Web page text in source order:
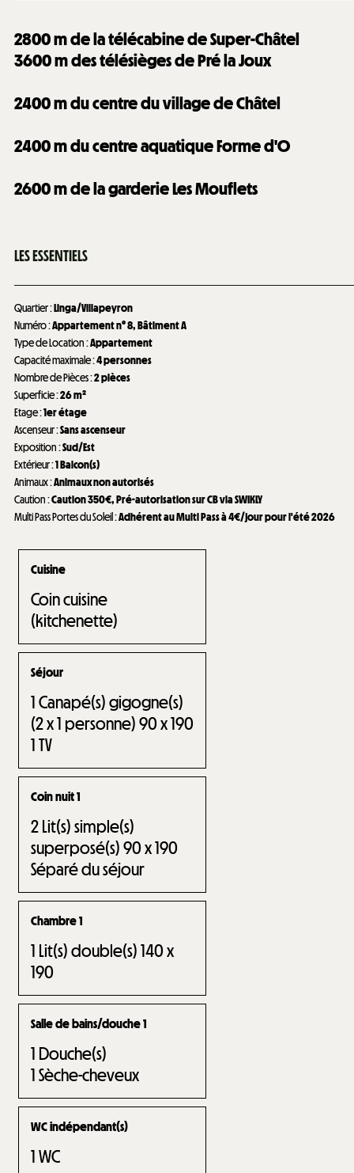
2800m de la télécabine de Super-Châtel
3600m des télésièges de Pré la Joux
2400m du centre du village de Châtel
2400m du centre aquatique Forme d'O
2600m de la garderie Les Mouflets
LES ESSENTIELS
Quartier:Linga/Villapeyron
Numéro:Appartement n°8 Bâtiment A
Type de Location:Appartement
Capacité maximale:4 personnes
Nombre de Pièces:2 pièces
Superficie:26m²
Etage:1er étage
Ascenseur:Sans ascenseur
Exposition:Sud/Est
Extérieur:1Balcon(s)
Animaux:Animaux non autorisés
Caution:Caution350€ Pré-autorisation sur CB via SWIKLY
Multi Pass Portes du Soleil :Adhérent au Multi Pass à 4€/jour pour l'été 2026
Cuisine
Coin cuisine
(kitchenette)
Séjour
1Canapé(s) gigogne(s)
(2 x 1 personne) 90 x 190
1TV
Coin nuit 1
2Lit(s) simple(s)
superposé(s) 90 x 190
Séparé du séjour
Chambre 1
1 Lit(s) double(s) 140 x
190
Salle de bains/douche 1
1 Douche(s)
1Sèche-cheveux
WC indépendant(s)
1WC